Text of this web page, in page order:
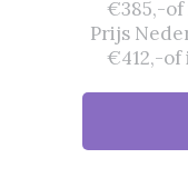
€385,-of
Prijs
€412,-of